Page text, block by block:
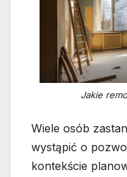
Jakie
Wiele osób
wystąpić o
kontekście